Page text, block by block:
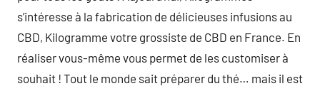
s’intéresse à la fabrication de délicieuses infusions au
CBD, Kilogramme votre grossiste de CBD en France. En
réaliser vous-même vous permet de les customiser à
souhait ! Tout le monde sait préparer du thé… mais il est